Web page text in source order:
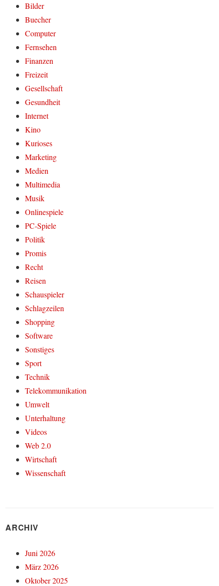
Bilder
Buecher
Computer
Fernsehen
Finanzen
Freizeit
Gesellschaft
Gesundheit
Internet
Kino
Kurioses
Marketing
Medien
Multimedia
Musik
Onlinespiele
PC-Spiele
Politik
Promis
Recht
Reisen
Schauspieler
Schlagzeilen
Shopping
Software
Sonstiges
Sport
Technik
Telekommunikation
Umwelt
Unterhaltung
Videos
Web 2.0
Wirtschaft
Wissenschaft
ARCHIV
Juni 2026
März 2026
Oktober 2025